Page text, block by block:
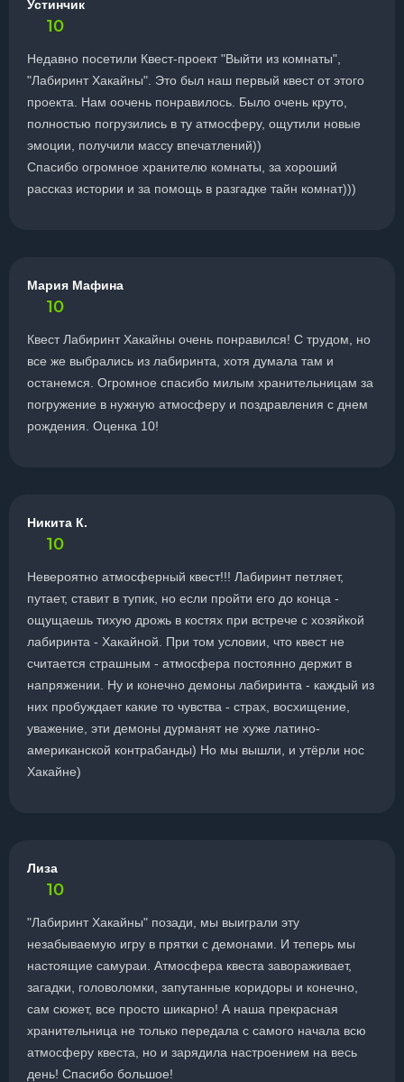
Устинчик
10
Недавно посетили Квест-проект "Выйти из комнаты",
"Лабиринт Хакайны". Это был наш первый квест от этого
проекта. Нам оочень понравилось. Было очень круто,
полностью погрузились в ту атмосферу, ощутили новые
эмоции, получили массу впечатлений))
Спасибо огромное хранителю комнаты, за хороший
рассказ истории и за помощь в разгадке тайн комнат)))
Мария Мафина
10
Квест Лабиринт Хакайны очень понравился! С трудом, но
все же выбрались из лабиринта, хотя думала там и
останемся. Огромное спасибо милым хранительницам за
погружение в нужную атмосферу и поздравления с днем
рождения. Оценка 10!
Никита К.
10
Невероятно атмосферный квест!!! Лабиринт петляет,
путает, ставит в тупик, но если пройти его до конца -
ощущаешь тихую дрожь в костях при встрече с хозяйкой
лабиринта - Хакайной. При том условии, что квест не
считается страшным - атмосфера постоянно держит в
напряжении. Ну и конечно демоны лабиринта - каждый из
них пробуждает какие то чувства - страх, восхищение,
уважение, эти демоны дурманят не хуже латино-
американской контрабанды) Но мы вышли, и утёрли нос
Хакайне)
Лиза
10
"Лабиринт Хакайны" позади, мы выиграли эту
незабываемую игру в прятки с демонами. И теперь мы
настоящие самураи. Атмосфера квеста завораживает,
загадки, головоломки, запутанные коридоры и конечно,
сам сюжет, все просто шикарно! А наша прекрасная
хранительница не только передала с самого начала всю
атмосферу квеста, но и зарядила настроением на весь
день! Спасибо большое!